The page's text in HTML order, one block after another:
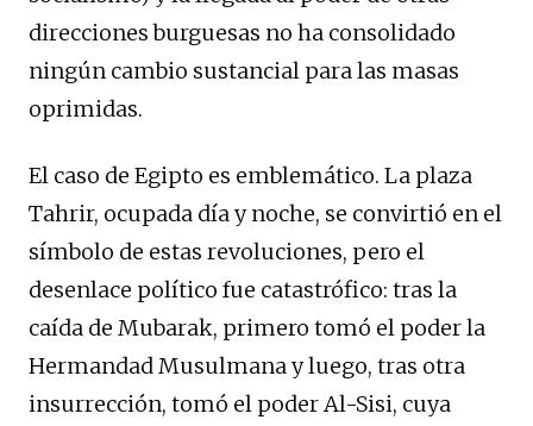
direcciones burguesas no ha consolidado
ningún cambio sustancial para las masas
oprimidas.
El caso de Egipto es emblemático. La plaza
Tahrir, ocupada día y noche, se convirtió en el
símbolo de estas revoluciones, pero el
desenlace político fue catastrófico: tras la
caída de Mubarak, primero tomó el poder la
Hermandad Musulmana y luego, tras otra
insurrección, tomó el poder Al-Sisi, cuya